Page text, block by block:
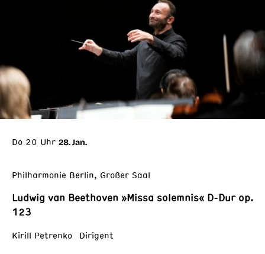
Do 20 Uhr 28. Jan.
Philharmonie Berlin, Großer Saal
Ludwig van Beethoven »Missa solemnis« D-Dur op.
123
Kirill Petrenko Dirigent